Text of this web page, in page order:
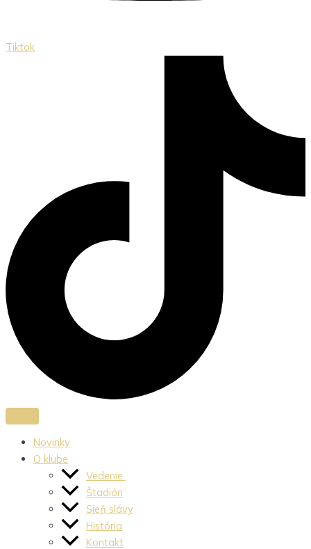
Tiktok
Novinky
O klube
Vedenie
Štadión
Sieň slávy
História
Kontakt